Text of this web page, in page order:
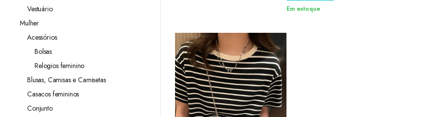
Em estoque
Vestuário
Mulher
Acessórios
Bolsas
Relogios feminino
Blusas, Camisas e Camisetas
Casacos femininos
Conjunto